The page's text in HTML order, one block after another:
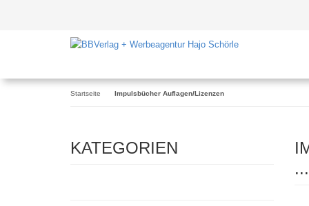
Startseite Impulsbücher Auflagen/Lizenzen
KATEGORIEN